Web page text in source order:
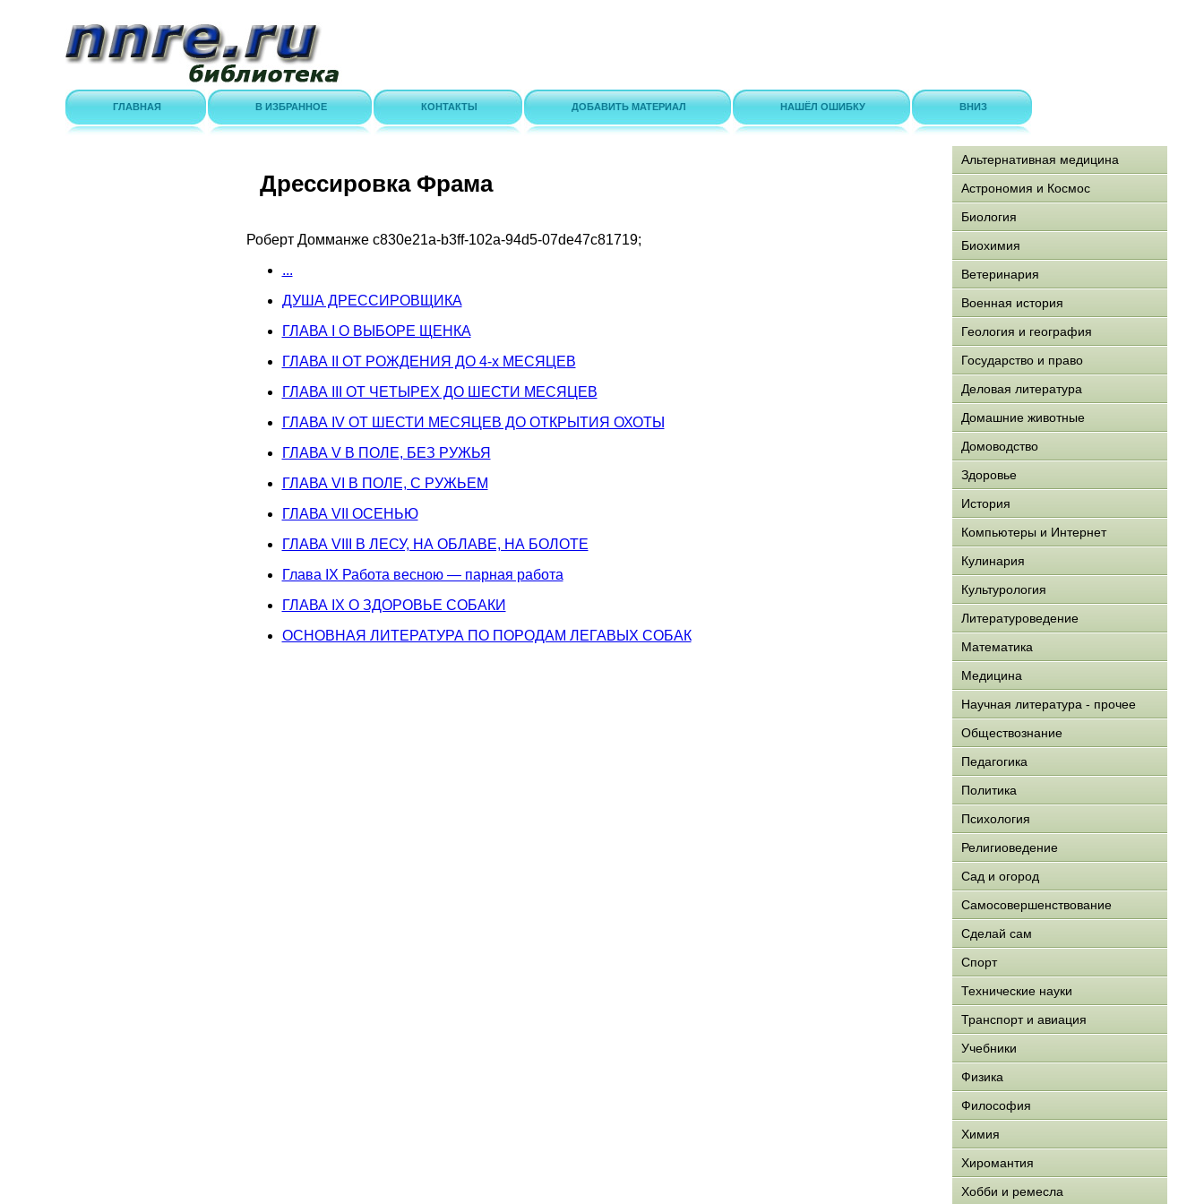
ГЛАВНАЯ В ИЗБРАННОЕ КОНТАКТЫ ДОБАВИТЬ МАТЕРИАЛ НАШЁЛ ОШИБКУ ВНИЗ
Дрессировка Фрама
Роберт Домманже c830e21a-b3ff-102a-94d5-07de47c81719;
...
ДУША ДРЕССИРОВЩИКА
ГЛАВА I О ВЫБОРЕ ЩЕНКА
ГЛАВА II ОТ РОЖДЕНИЯ ДО 4-х МЕСЯЦЕВ
ГЛАВА III ОТ ЧЕТЫРЕХ ДО ШЕСТИ МЕСЯЦЕВ
ГЛАВА IV ОТ ШЕСТИ МЕСЯЦЕВ ДО ОТКРЫТИЯ ОХОТЫ
ГЛАВА V В ПОЛЕ, БЕЗ РУЖЬЯ
ГЛАВА VI В ПОЛЕ, С РУЖЬЕМ
ГЛАВА VII ОСЕНЬЮ
ГЛАВА VIII В ЛЕСУ, НА ОБЛАВЕ, НА БОЛОТЕ
Глава IX Работа весною — парная работа
ГЛАВА IХ О ЗДОРОВЬЕ СОБАКИ
ОСНОВНАЯ ЛИТЕРАТУРА ПО ПОРОДАМ ЛЕГАВЫХ СОБАК
Альтернативная медицина
Астрономия и Космос
Биология
Биохимия
Ветеринария
Военная история
Геология и география
Государство и право
Деловая литература
Домашние животные
Домоводство
Здоровье
История
Компьютеры и Интернет
Кулинария
Культурология
Литературоведение
Математика
Медицина
Научная литература - прочее
Обществознание
Педагогика
Политика
Психология
Религиоведение
Сад и огород
Самосовершенствование
Сделай сам
Спорт
Технические науки
Транспорт и авиация
Учебники
Физика
Философия
Химия
Хиромантия
Хобби и ремесла